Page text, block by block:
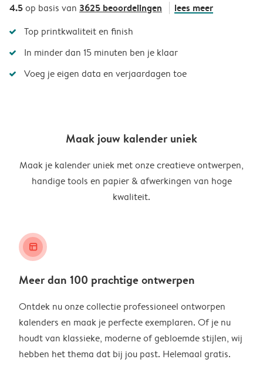
4.5op basis van 3625 beoordelingen lees meer
Top printkwaliteit en finish
In minder dan 15 minuten ben je klaar
Voeg je eigen data en verjaardagen toe
Maak jouw kalender uniek
Maak je kalender uniek met onze creatieve ontwerpen,
handige tools en papier & afwerkingen van hoge
kwaliteit.
layout_alt
Meer dan 100 prachtige ontwerpen
Ontdek nu onze collectie professioneel ontworpen
kalenders en maak je perfecte exemplaren. Of je nu
houdt van klassieke, moderne of gebloemde stijlen, wij
hebben het thema dat bij jou past. Helemaal gratis.